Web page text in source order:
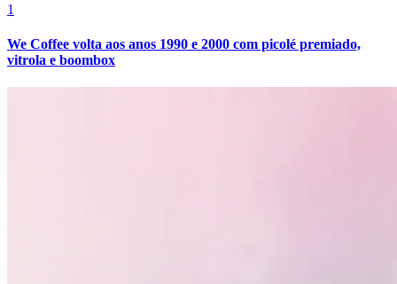
1
We Coffee volta aos anos 1990 e 2000 com picolé premiado,
vitrola e boombox